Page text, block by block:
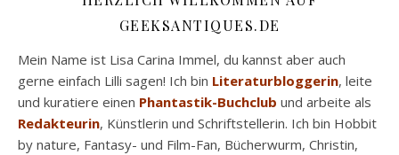
GEEKSANTIQUES.DE
Mein Name ist Lisa Carina Immel, du kannst aber auch
gerne einfach Lilli sagen! Ich bin Literaturbloggerin, leite
und kuratiere einen Phantastik-Buchclub und arbeite als
Redakteurin, Künstlerin und Schriftstellerin. Ich bin Hobbit
by nature, Fantasy- und Film-Fan, Bücherwurm, Christin,